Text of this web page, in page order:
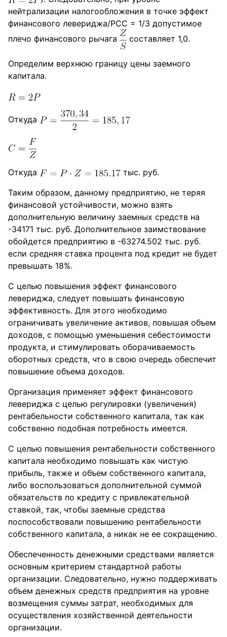
нейтрализации налогообложения в точке эффект
финансового левериджа/РСС = 1/3 допустимое
плечо финансового рычага
составляет 1,0.
Определим верхнюю границу цены заемного
капитала.
Откуда
Откуда
тыс. руб.
Таким образом, данному предприятию, не теряя
финансовой устойчивости, можно взять
дополнительную величину заемных средств на
-34171 тыс. руб. Дополнительное заимствование
обойдется предприятию в -63274.502 тыс. руб.
если средняя ставка процента под кредит не будет
превышать 18%.
С целью повышения эффект финансового
левериджа, следует повышать финансовую
эффективность. Для этого необходимо
ограничивать увеличение активов, повышая объем
доходов, с помощью уменьшения себестоимости
продукта, и стимулировать оборачиваемость
оборотных средств, что в свою очередь обеспечит
повышение объема доходов.
Организация применяет эффект финансового
левериджа с целью регулировки (увеличения)
рентабельности собственного капитала, так как
собственно подобная потребность имеется.
С целью повышения рентабельности собственного
капитала необходимо повышать как чистую
прибыль, также и объем собственного капитала,
либо воспользоваться дополнительной суммой
обязательств по кредиту с привлекательной
ставкой, так, чтобы заемные средства
поспособствовали повышению рентабельности
собственного капитала, а никак не ее сокращению.
Обеспеченность денежными средствами является
основным критерием стандартной работы
организации. Следовательно, нужно поддерживать
объем денежных средств предприятия на уровне
возмещения суммы затрат, необходимых для
осуществления хозяйственной деятельности
организации.